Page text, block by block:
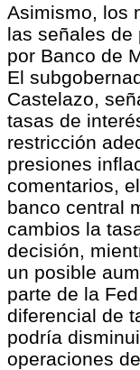
Asimismo, los
las señales de
por Banco de
El
Castelazo,
tasas de
restricción
presiones
comentarios,
banco central
cambios la
decisión,
un posible
parte de la
diferencial de
podría
operaciones